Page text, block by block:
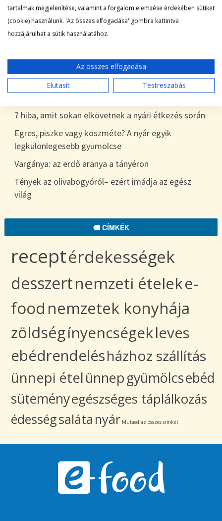
LEGFRISSEBB BEJEGYZÉSEK
Tökszezon: sokoldalú alapanyagok a nyártól
7 hiba, amit sokan elkövetnek a nyári étkezés során
Egres, piszke vagy köszméte? A nyár egyik
legkülönlegesebb gyümölcse
Vargánya: az erdő aranya a tányéron
Tények az olívabogyóról– ezért imádja az egész
világ
CÍMKÉK
receptérdekességek
desszertnemzeti ételeke-
food nemzetek konyhája
zöldségínyencségekleves
ebédrendelésházhoz szállítás
ünnepi ételünnepgyümölcsebéd
süteményegészséges táplálkozás
édességsaláta nyár Mutasd az összes címkét
tartalmak megjelenítése, valamint a forgalom elemzése érdekében sütiket
(cookie) használunk. 'Az összes elfogadása' gombra kattintva
hozzájárulhat a sütik használatához.
Az összes elfogadása
Elutasít
Testreszabás